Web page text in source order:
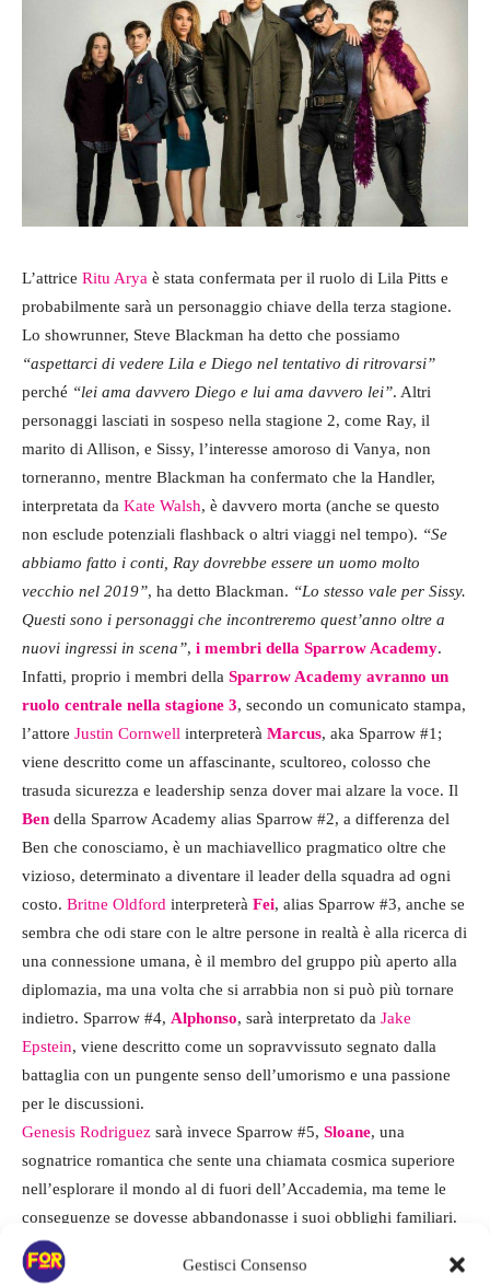
Gestisci Consenso
L’attrice Ritu Arya è stata confermata per il ruolo di Lila Pitts e
probabilmente sarà un personaggio chiave della terza stagione.
Lo showrunner, Steve Blackman ha detto che possiamo
“aspettarci di vedere Lila e Diego nel tentativo di ritrovarsi”
perché “lei ama davvero Diego e lui ama davvero lei”. Altri
personaggi lasciati in sospeso nella stagione 2, come Ray, il
marito di Allison, e Sissy, l’interesse amoroso di Vanya, non
torneranno, mentre Blackman ha confermato che la Handler,
interpretata da Kate Walsh, è davvero morta (anche se questo
non esclude potenziali flashback o altri viaggi nel tempo). “Se
abbiamo fatto i conti, Ray dovrebbe essere un uomo molto
vecchio nel 2019”, ha detto Blackman. “Lo stesso vale per Sissy.
Questi sono i personaggi che incontreremo quest’anno oltre a
nuovi ingressi in scena”, i membri della Sparrow Academy.
Infatti, proprio i membri della Sparrow Academy avranno un
ruolo centrale nella stagione 3, secondo un comunicato stampa,
l’attore Justin Cornwell interpreterà Marcus, aka Sparrow #1;
viene descritto come un affascinante, scultoreo, colosso che
trasuda sicurezza e leadership senza dover mai alzare la voce. Il
Ben della Sparrow Academy alias Sparrow #2, a differenza del
Ben che conosciamo, è un machiavellico pragmatico oltre che
vizioso, determinato a diventare il leader della squadra ad ogni
costo. Britne Oldford interpreterà Fei, alias Sparrow #3, anche se
sembra che odi stare con le altre persone in realtà è alla ricerca di
una connessione umana, è il membro del gruppo più aperto alla
diplomazia, ma una volta che si arrabbia non si può più tornare
indietro. Sparrow #4, Alphonso, sarà interpretato da Jake
Epstein, viene descritto come un sopravvissuto segnato dalla
battaglia con un pungente senso dell’umorismo e una passione
per le discussioni.
Genesis Rodriguez sarà invece Sparrow #5, Sloane, una
sognatrice romantica che sente una chiamata cosmica superiore
nell’esplorare il mondo al di fuori dell’Accademia, ma teme le
conseguenze se dovesse abbandonasse i suoi obblighi familiari.
Cazzie David
si nasconde dietro la felpa con cappuccio, ma con un ringhio da